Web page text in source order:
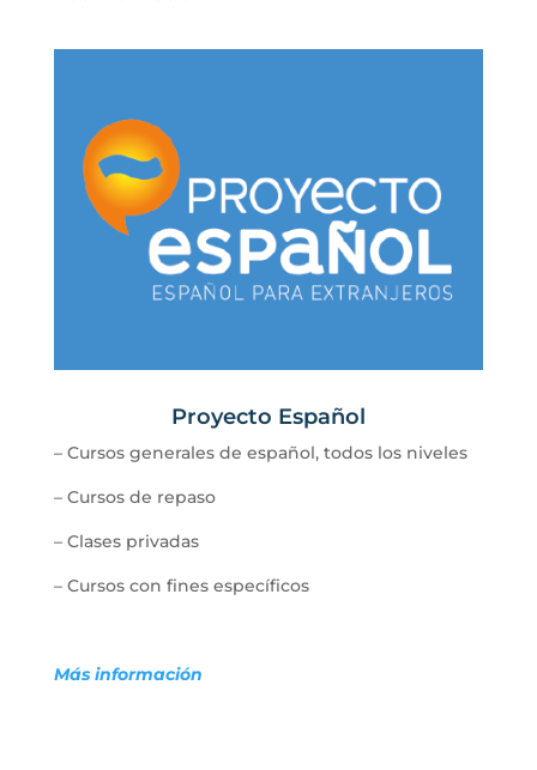
Proyecto Español
– Cursos generales de español, todos los niveles
– Cursos de repaso
– Clases privadas
– Cursos con fines específicos
Más información